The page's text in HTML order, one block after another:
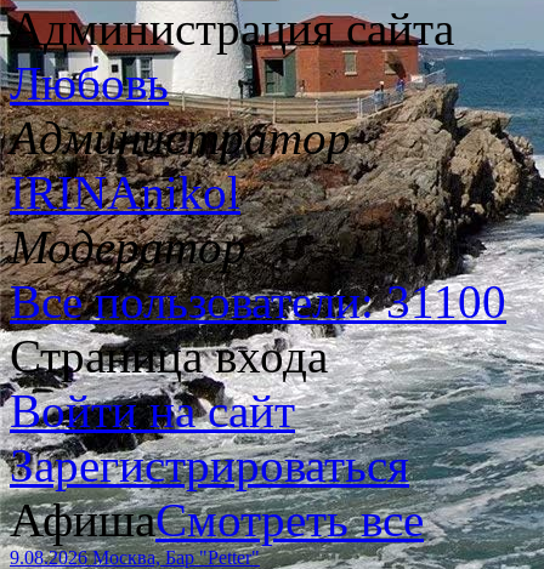
Администрация сайта
Любовь
Администратор
IRINAnikol
Модератор
Все пользователи: 31100
Страница входа
Войти на сайт
Зарегистрироваться
АфишаСмотреть все
9.08.2026 Москва, Бар "Petter"